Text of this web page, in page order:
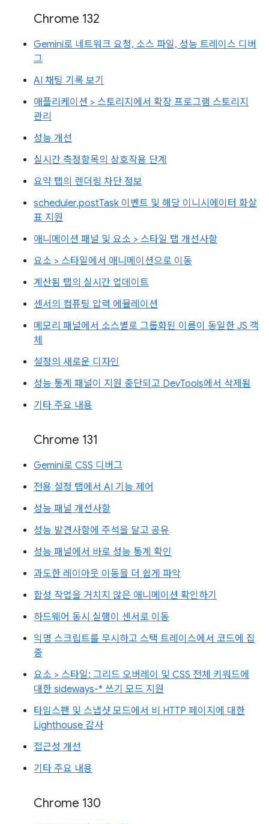
Chrome 132
Gemini로 네트워크 요청, 소스 파일, 성능 트레이스 디버
그
AI 채팅 기록 보기
애플리케이션 > 스토리지에서 확장 프로그램 스토리지
관리
성능 개선
실시간 측정항목의 상호작용 단계
요약 탭의 렌더링 차단 정보
scheduler.postTask 이벤트 및 해당 이니시에이터 화살
표 지원
애니메이션 패널 및 요소 > 스타일 탭 개선사항
요소 > 스타일에서 애니메이션으로 이동
계산됨 탭의 실시간 업데이트
센서의 컴퓨팅 압력 에뮬레이션
메모리 패널에서 소스별로 그룹화된 이름이 동일한 JS 객
체
설정의 새로운 디자인
성능 통계 패널이 지원 중단되고 DevTools에서 삭제됨
기타 주요 내용
Chrome 131
Gemini로 CSS 디버그
전용 설정 탭에서 AI 기능 제어
성능 패널 개선사항
성능 발견사항에 주석을 달고 공유
성능 패널에서 바로 성능 통계 확인
과도한 레이아웃 이동을 더 쉽게 파악
합성 작업을 거치지 않은 애니메이션 확인하기
하드웨어 동시 실행이 센서로 이동
익명 스크립트를 무시하고 스택 트레이스에서 코드에 집
중
요소 > 스타일: 그리드 오버레이 및 CSS 전체 키워드에
대한 sideways-* 쓰기 모드 지원
타임스팬 및 스냅샷 모드에서 비 HTTP 페이지에 대한
Lighthouse 감사
접근성 개선
기타 주요 내용
Chrome 130